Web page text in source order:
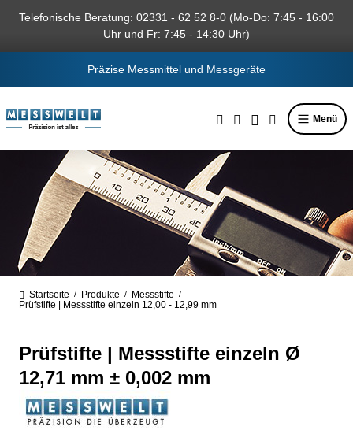
springen
Telefonische Beratung: 02331 - 62 52 8-0 (Mo-Do: 7:45 - 16:00
Uhr und Fr: 7:45 - 14:30 Uhr)
Präzise Messmittel und Messgeräte
Menü
Startseite / Produkte / Messstifte /
Prüfstifte | Messstifte einzeln 12,00 - 12,99 mm
Prüfstifte | Messstifte einzeln Ø
12,71 mm ± 0,002 mm